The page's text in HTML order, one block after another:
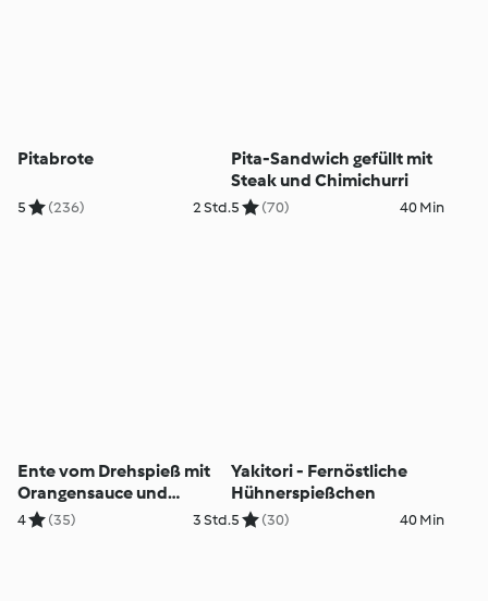
Pitabrote
5 (236) 2 Std.
Pita-Sandwich gefüllt mit
Steak und Chimichurri
5 (70) 40 Min
Ente vom Drehspieß mit
Orangensauce und
Rotkrautsalat
4 (35) 3 Std.
Yakitori - Fernöstliche
Hühnerspießchen
5 (30) 40 Min